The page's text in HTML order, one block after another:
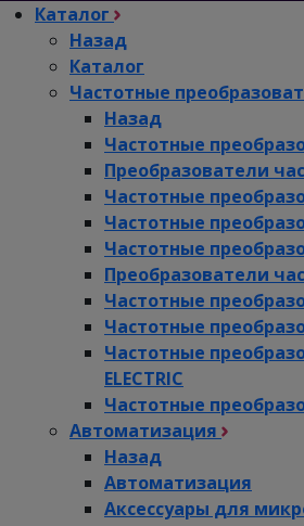
Каталог
Назад
Каталог
Частотные
Назад
Частотные
Преобразователи
Частотные
Частотные
Частотные
Преобразователи
Частотные
Частотные
Частотные
ELECTRIC
Частотные
Автоматизация
Назад
Автоматизация
Аксессуары для